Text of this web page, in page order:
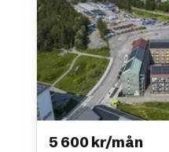
5 600 kr/mån